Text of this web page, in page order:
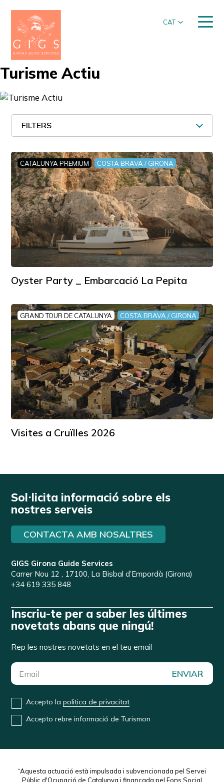
CAT
Turisme Actiu
FILTERS
CATALUNYA PREMIUM COSTA BRAVA / GIRONA
Oyster Party _ Embarcació La Pepita
GRAND TOUR DE CATALUNYA COSTA BRAVA / GIRONA
Visites a Cruïlles 2026
Sol·licita informació sobre els
nostres serveis
CONTACTA AMB NOSALTRES
GIGS Girona Guide Services
Carrer Nou 12 , 17100, La Bisbal d’Empordà (Girona)
+34 619 335 848
Inscriu-te per a saber les últimes
novetats abans que ningú!
Rep les nostres novetats en el teu email
ENVIAR
Accepto lapolitica de privacitat
Accepto rebre informació de Turismon
“Aquesta actuació està impulsada i subvencionada pel Servei
Públic d'Ocupació de Catalunya i finançada pel Fons Social